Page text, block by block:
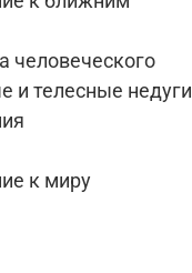
человеческого
и телесные недуги
к миру